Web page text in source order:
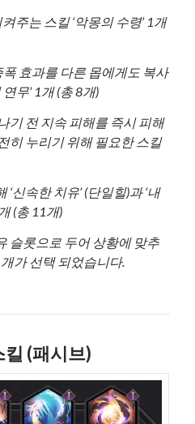
주는 스킬 ‘악몽의 수령’ 1개
효과를 다른 몹에게도 복사
무’ 1개 (총 8개)
기 전 지속 피해를 즉시 피해
히 누리기 위해 필요한 스킬
신속한 치유’ (단일힐)과 ‘내
(총 11개)
슬롯으로 두어 상황에 맞추
가 선택 되었습니다.
킬 (패시브)